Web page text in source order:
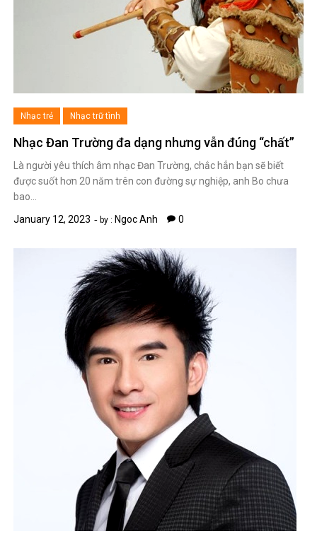
Nhạc trẻ Nhạc trữ tình
Nhạc Đan Trường đa dạng nhưng vẫn đúng “chất”
Là người yêu thích âm nhạc Đan Trường, chắc hẳn bạn sẽ biết
được suốt hơn 20 năm trên con đường sự nghiệp, anh Bo chưa
bao…
January 12, 2023
by : Ngoc Anh 0